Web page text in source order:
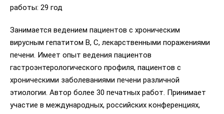
работы: 29 год
Занимается ведением пациентов с хроническим
вирусным гепатитом В, С, лекарственными поражениями
печени. Имеет опыт ведения пациентов
гастроэнтерологического профиля, пациентов с
хроническими заболеваниями печени различной
этиологии. Автор более 30 печатных работ. Принимает
участие в международных, российских конференциях,